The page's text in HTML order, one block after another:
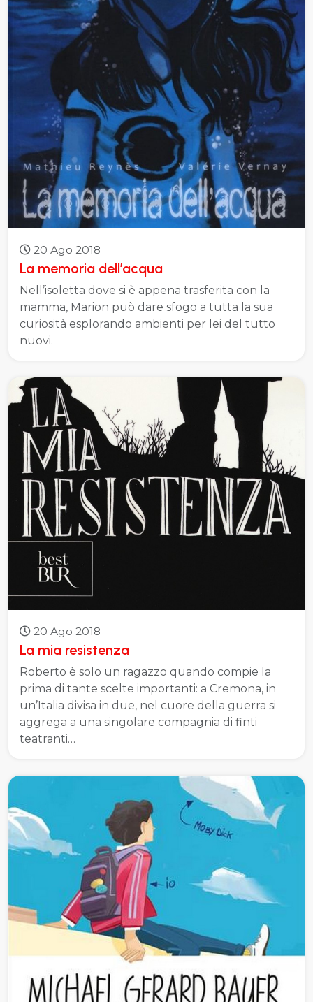
20 Ago 2018
La memoria dell’acqua
Nell’isoletta dove si è appena trasferita con la
mamma, Marion può dare sfogo a tutta la sua
curiosità esplorando ambienti per lei del tutto
nuovi.
20 Ago 2018
La mia resistenza
Roberto è solo un ragazzo quando compie la
prima di tante scelte importanti: a Cremona, in
un’Italia divisa in due, nel cuore della guerra si
aggrega a una singolare compagnia di finti
teatranti…